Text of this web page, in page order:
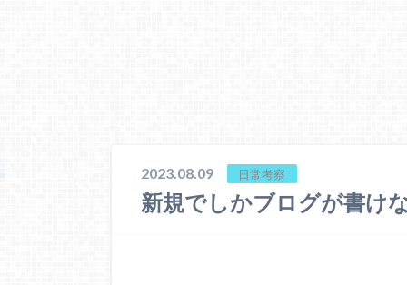
2023.08.09 日常考察
新規でしかブログが書け